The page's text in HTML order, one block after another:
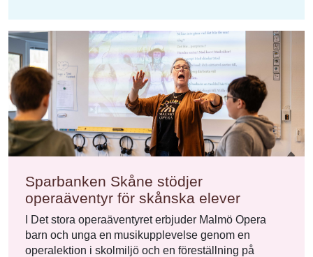
Sparbanken Skåne stödjer
operaäventyr för skånska elever
I Det stora operaäventyret erbjuder Malmö Opera
barn och unga en musikupplevelse genom en
operalektion i skolmiljö och en föreställning på